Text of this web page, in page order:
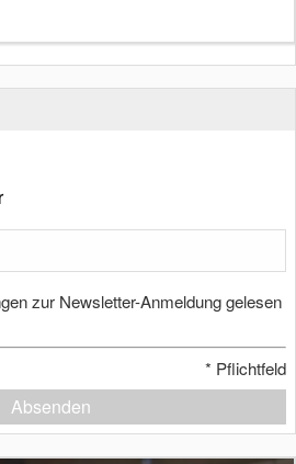
zur Newsletter-Anmeldung gelesen
* Pflichtfeld
Absenden